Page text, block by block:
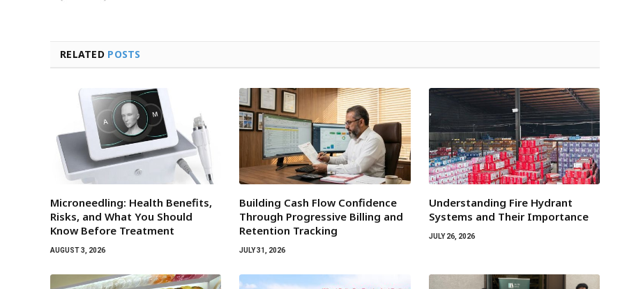
RELATED POSTS
Microneedling: Health Benefits,
Risks, and What You Should
Know Before Treatment
AUGUST 3, 2026
Building Cash Flow Confidence
Through Progressive Billing and
Retention Tracking
JULY 31, 2026
Understanding Fire Hydrant
Systems and Their Importance
JULY 26, 2026